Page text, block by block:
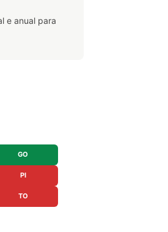
e anual para
GO
PI
TO